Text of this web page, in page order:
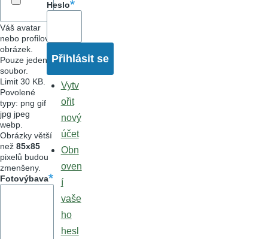
Váš avatar
nebo profilový
obrázek.
Pouze jeden
soubor.
Limit 30 KB.
Povolené
typy: png gif
jpg jpeg
webp.
Obrázky větší
než 85x85
pixelů budou
zmenšeny.
Fotovýbava
Heslo
Vytv
ořit
nový
účet
Obn
oven
í
vaše
ho
hesl